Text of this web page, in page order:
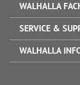
WALHALLA
SERVICE &
WALHALLA